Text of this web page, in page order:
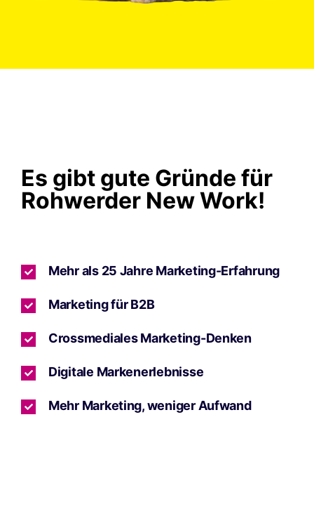
Es gibt gute Gründe für
Rohwerder New Work!
Mehr als 25 Jahre Marketing-Erfahrung
Marketing für B2B
Crossmediales Marketing-Denken
Digitale Markenerlebnisse
Mehr Marketing, weniger Aufwand